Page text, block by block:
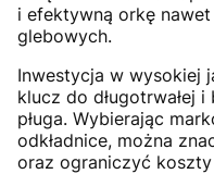
i efektywną orkę
glebowych.
Inwestycja w wysokiej
klucz do długotrwałej
pługa. Wybierając
odkładnice, można
oraz ograniczyć